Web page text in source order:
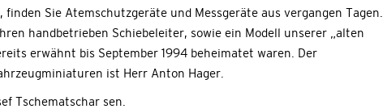
Sie Atemschutzgeräte und Messgeräte aus vergangen Tagen.
handbetrieben Schiebeleiter, sowie ein Modell unserer „alten
erwähnt bis September 1994 beheimatet waren. Der
ist Herr Anton Hager.
Tschematschar sen.